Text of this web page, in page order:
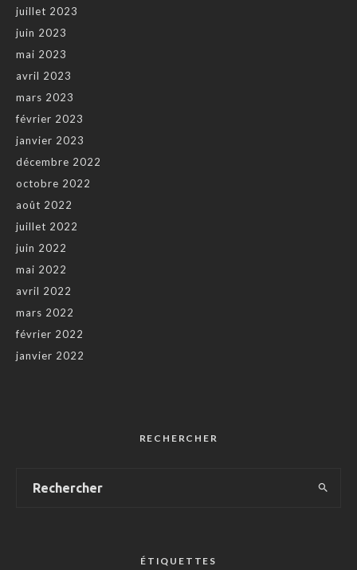
juillet 2023
juin 2023
mai 2023
avril 2023
mars 2023
février 2023
janvier 2023
décembre 2022
octobre 2022
août 2022
juillet 2022
juin 2022
mai 2022
avril 2022
mars 2022
février 2022
janvier 2022
RECHERCHER
ÉTIQUETTES